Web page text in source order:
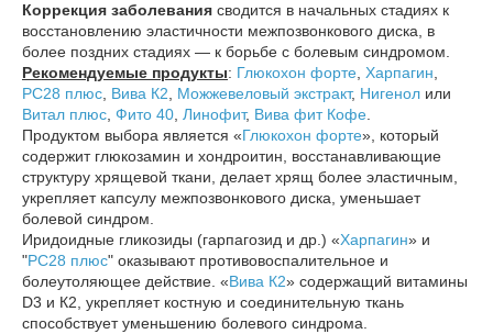
Коррекция заболевания сводится в начальных стадиях к
восстановлению эластичности межпозвонкового диска, в
более поздних стадиях ― к борьбе с болевым синдромом.
Рекомендуемые продукты: Глюкохон форте Харпагин
РС28 плюс Вива К2 Можжевеловый экстракт, Нигенол или
Витал плюс Фито 40 Линофит, Вива фит Кофе
Продуктом выбора является «Глюкохон форте», который
содержит глюкозамин и хондроитин, восстанавливающие
структуру хрящевой ткани, делает хрящ более эластичным,
укрепляет капсулу межпозвонкового диска, уменьшает
болевой синдром.
Иридоидные гликозиды (гарпагозид и др.) «Харпагин» и
"РС28 плюс" оказывают противовоспалительное и
болеутоляющее действие. «Вива К2» содержащий витамины
D3 и К2, укрепляет костную и соединительную ткань
способствует уменьшению болевого синдрома.